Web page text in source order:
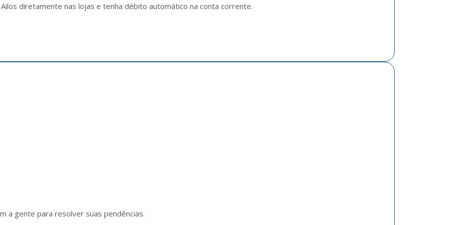
diretamente nas lojas e tenha débito automático na conta corrente.
a gente para resolver suas pendências.